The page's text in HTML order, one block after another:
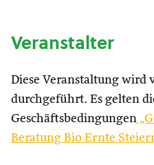
Veranstalter
Diese Veranstaltung wird
durchgeführt. Es gelten
Geschäftsbedingungen
Beratung Bio Ernte